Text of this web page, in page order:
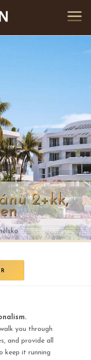
2+kk,
you through
and provide all
keep it running